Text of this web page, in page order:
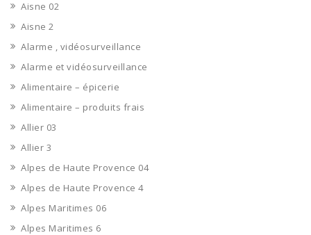
Aisne 02
Aisne 2
Alarme , vidéosurveillance
Alarme et vidéosurveillance
Alimentaire – épicerie
Alimentaire – produits frais
Allier 03
Allier 3
Alpes de Haute Provence 04
Alpes de Haute Provence 4
Alpes Maritimes 06
Alpes Maritimes 6